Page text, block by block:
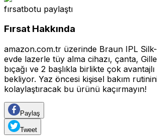
fırsatbotu paylaştı
Fırsat Hakkında
amazon.com.tr üzerinde Braun IPL
evde lazerle tüy alma cihazı, çanta,
bıçağı ve 2 başlıkla birlikte çok
bekliyor. Yaz öncesi kişisel bakım
kolaylaştıracak bu ürünü kaçırmayın!
Paylaş
Tweet